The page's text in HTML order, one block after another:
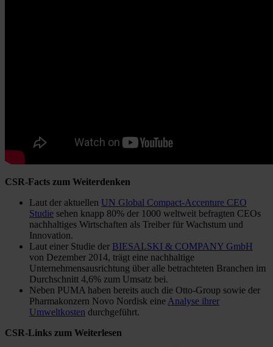
CSR-Facts zum Weiterdenken
Laut der aktuellen UN Global Compact-Accenture CEO
Studie sehen knapp 80% der 1000 weltweit befragten CEOs
nachhaltiges Wirtschaften als Treiber für Wachstum und
Innovation.
Laut einer Studie der BIESALSKI & COMPANY GmbH
von Dezember 2014, trägt eine nachhaltige
Unternehmensausrichtung über alle betrachteten Branchen im
Durchschnitt 4,6% zum Umsatz bei.
Neben PUMA haben bereits auch die Otto-Group sowie der
Pharmakonzern Novo Nordisk eine Analyse ihrer
Umweltkosten durchgeführt.
CSR-Links zum Weiterlesen